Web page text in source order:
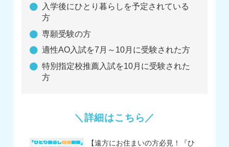
入学後にひとり暮らしを予定されている
方
専願受験の方
適性AO入試を7月～10月に受験された方
特別指定校推薦入試を10月に受験された
方
詳細はこちら
【遠方にお住まいの方必見！『ひ